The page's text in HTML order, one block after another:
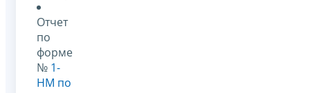
Отчет
по
форме
№ 1-
НМ по